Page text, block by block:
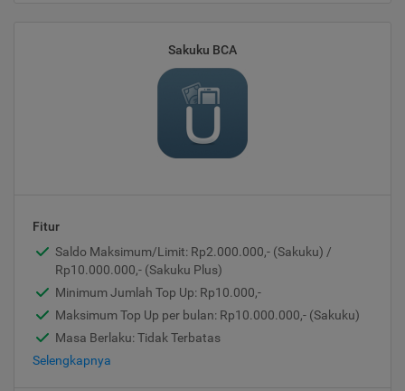
Sakuku BCA
Fitur
Saldo Maksimum/Limit: Rp2.000.000,- (Sakuku) /
Rp10.000.000,- (Sakuku Plus)
Minimum Jumlah Top Up: Rp10.000,-
Maksimum Top Up per bulan: Rp10.000.000,- (Sakuku)
Masa Berlaku: Tidak Terbatas
Selengkapnya